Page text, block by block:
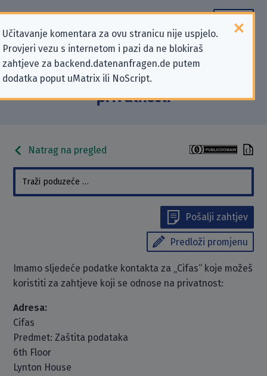
Učitavanje komentara za ovu stranicu nije uspjelo.
Provjeri vezu s internetom i pazi da ne blokiraš
zahtjeve za backend.datenanfragen.de putem
dodatka poput uMatrix ili NoScript.
Podaci kontakta „Cifas” koji se
odnose na zahtjeve za zaštitu
privatnosti
Natrag na pregled
Pošalji zahtjev
Predloži promjenu
Imamo sljedeće podatke kontakta za „Cifas“ koje možeš
koristiti za zahtjeve koji se odnose na privatnost:
Adresa:
Cifas
Predmet: Zaštita podataka
6th Floor
Lynton House